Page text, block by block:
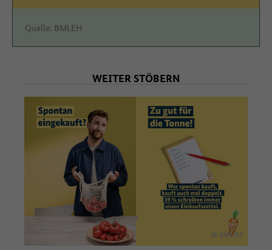
Quelle: BMLEH
WEITER STÖBERN
© BMLEH